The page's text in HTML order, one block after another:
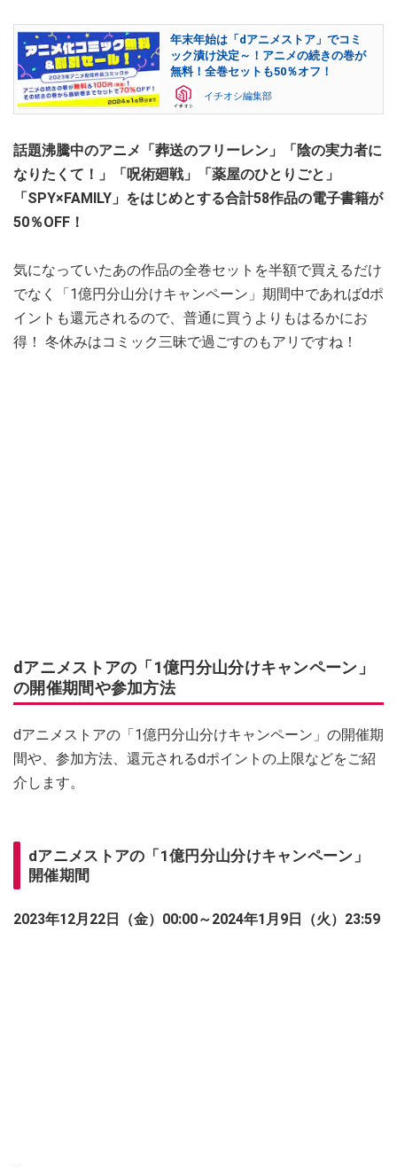
年末年始は「dアニメストア」でコミ
ック漬け決定～！アニメの続きの巻が
無料！全巻セットも50％オフ！
イチオシ編集部
話題沸騰中のアニメ「葬送のフリーレン」「陰の実力者に
なりたくて！」「呪術廻戦」「薬屋のひとりごと」
「SPY×FAMILY」をはじめとする合計58作品の電子書籍が
50％OFF！
気になっていたあの作品の全巻セットを半額で買えるだけ
でなく「1億円分山分けキャンペーン」期間中であればdポ
イントも還元されるので、普通に買うよりもはるかにお
得！ 冬休みはコミック三昧で過ごすのもアリですね！
dアニメストアの「1億円分山分けキャンペーン」
の開催期間や参加方法
dアニメストアの「1億円分山分けキャンペーン」の開催期
間や、参加方法、還元されるdポイントの上限などをご紹
介します。
dアニメストアの「1億円分山分けキャンペーン」
開催期間
2023年12月22日（金）00:00～2024年1月9日（火）23:59